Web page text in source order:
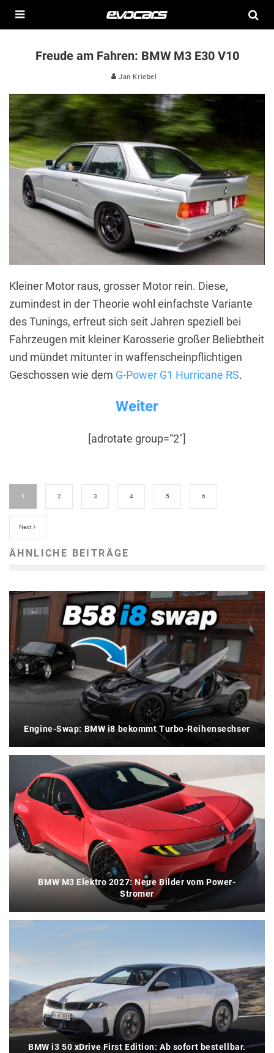
Freude am Fahren: BMW M3 E30 V10
Jan Kriebel
Kleiner Motor raus, grosser Motor rein. Diese,
zumindest in der Theorie wohl einfachste Variante
des Tunings, erfreut sich seit Jahren speziell bei
Fahrzeugen mit kleiner Karosserie großer Beliebtheit
und mündet mitunter in waffenscheinpflichtigen
Geschossen wie dem G-Power G1 Hurricane RS.
Weiter
[adrotate group=“2″]
1 2 3 4 5 6
Next
ÄHNLICHE BEITRÄGE
Engine-Swap: BMW i8 bekommt Turbo-Reihensechser
BMW M3 Elektro 2027: Neue Bilder vom Power-
Stromer
BMW i3 50 xDrive First Edition: Ab sofort bestellbar.